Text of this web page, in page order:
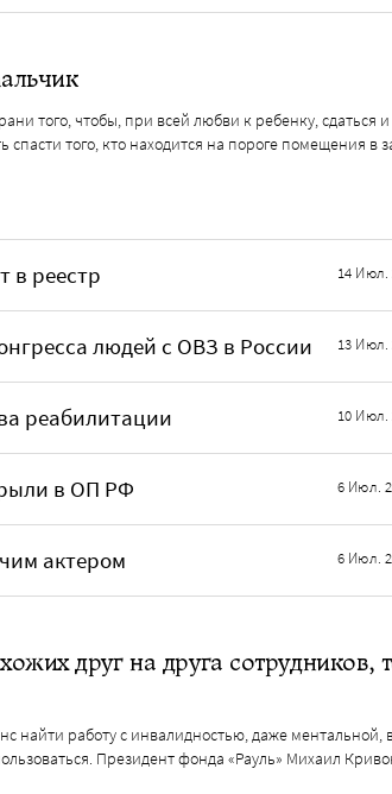
того, чтобы, при всей любви к ребенку, сдаться и
спасти того, кто находится на пороге помещения в
в реестр 14 Июл.
людей с ОВЗ в России 13 Июл.
реабилитации 10 Июл.
в ОП РФ 6 Июл.
актером 6 Июл.
друг на друга сотрудников,
найти работу с инвалидностью, даже ментальной,
Президент фонда «Рауль» Михаил